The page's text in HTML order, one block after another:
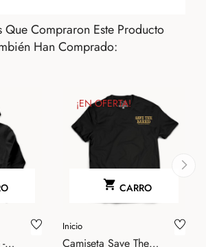
Que Compraron Este Producto
Han Comprado:
¡EN OFERTA!
 CARRO
Inicio
Camiseta Save The